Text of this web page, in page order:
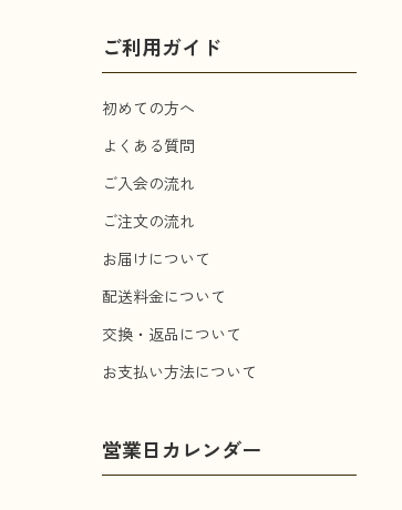
ご利用ガイド
初めての方へ
よくある質問
ご入会の流れ
ご注文の流れ
お届けについて
配送料金について
交換・返品について
お支払い方法について